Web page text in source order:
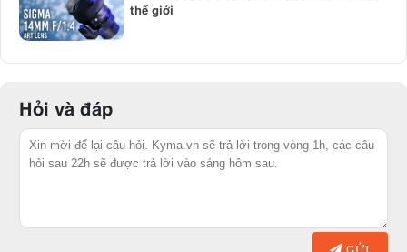
thế giới
Hỏi và đáp